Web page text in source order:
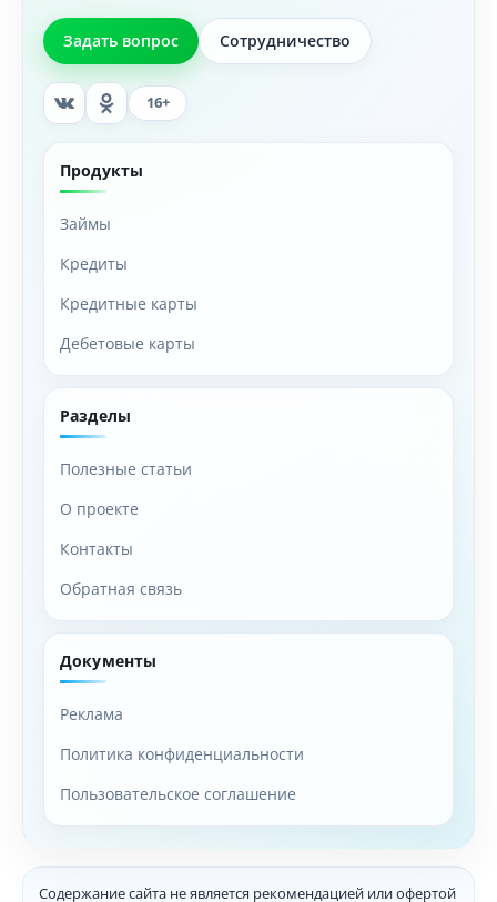
Задать вопрос Сотрудничество
16+
Продукты
Займы
Кредиты
Кредитные карты
Дебетовые карты
Разделы
Полезные статьи
О проекте
Контакты
Обратная связь
Документы
Реклама
Политика конфиденциальности
Пользовательское соглашение
Содержание сайта не является рекомендацией или офертой